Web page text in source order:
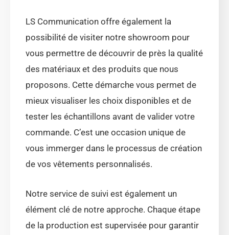
LS Communication offre également la
possibilité de visiter notre showroom pour
vous permettre de découvrir de près la qualité
des matériaux et des produits que nous
proposons. Cette démarche vous permet de
mieux visualiser les choix disponibles et de
tester les échantillons avant de valider votre
commande. C’est une occasion unique de
vous immerger dans le processus de création
de vos vêtements personnalisés.
Notre service de suivi est également un
élément clé de notre approche. Chaque étape
de la production est supervisée pour garantir